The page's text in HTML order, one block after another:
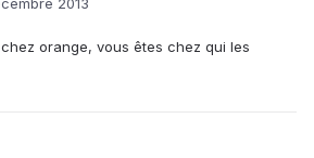
2013
orange, vous êtes chez qui les